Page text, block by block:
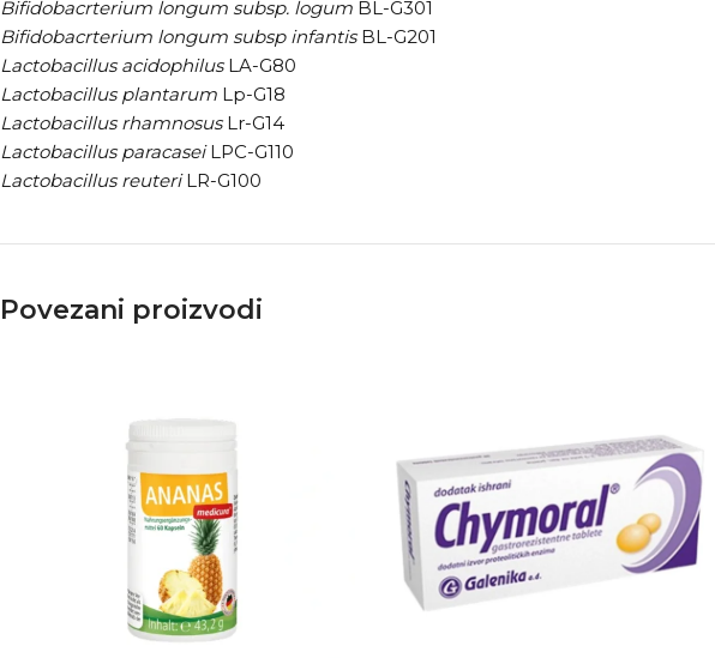
Bifidobacrterium longum subsp. logum BL-G301
Bifidobacrterium longum subsp infantisBL-G201
Lactobacillus acidophilusLA-G80
Lactobacillus plantarum Lp-G18
Lactobacillus rhamnosusLr-G14
Lactobacillus paracaseiLPC-G110
Lactobacillus reuteriLR-G100
Povezani proizvodi